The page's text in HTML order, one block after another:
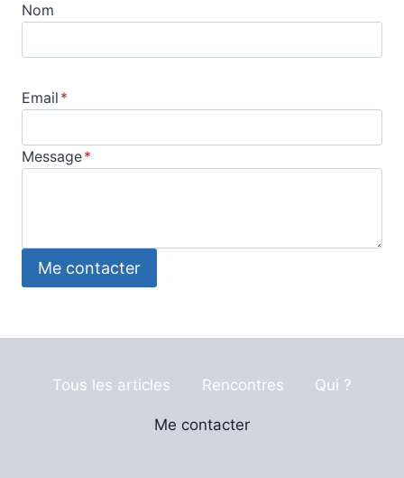
Nom
Email *
Message*
Me contacter
Tous les articles Rencontres Qui ?
Me contacter